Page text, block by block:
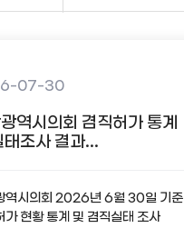
07-30
역시의회 겸직허가 통계
태조사 결과...
역시의회 2026년 6월 30일 기준
가 현황 통계 및 겸직실태 조사